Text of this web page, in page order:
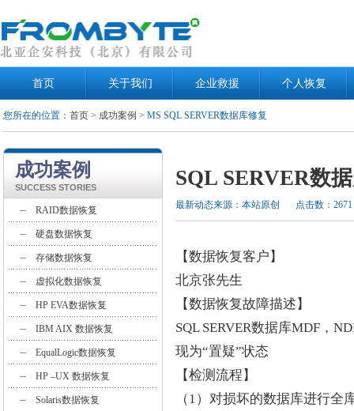
首页 关于我们 企业救援 个人恢复
您所在的位置： 首页> 成功案例 > MS SQL SERVER数据库修复
成功案例
SUCCESS STORIES
RAID数据恢复
硬盘数据恢复
存储数据恢复
虚拟化数据恢复
HP EVA数据恢复
IBM AIX 数据恢复
EqualLogic数据恢复
HP –UX 数据恢复
Solaris数据恢复
SQL SERVER数
最新动态来源：本站原创 点击数：2671
【数据恢复客户】
北京张先生
【数据恢复故障描述】
SQL SERVER数据库MDF，
现为“置疑”状态
【检测流程】
（1）对损坏的数据库进行全